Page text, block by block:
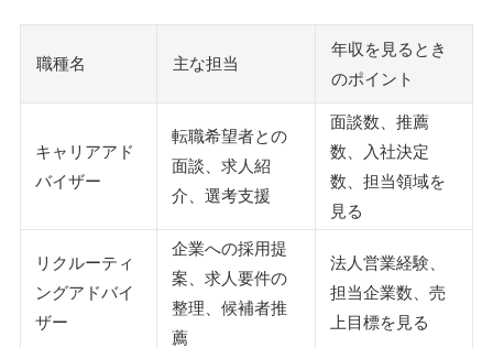
転職エージェントの仕事はきつい？年収だけで判断しない
成果目標がある
転職エージェントを使う側の年収の疑問に答える
転職エージェントに現年収を聞かれるのはなぜ？
年収交渉のタイミングは労働条件通知の前
転職エージェントを使うだけで年収が下がるわけではない
「年収が嘘」に見えるのは4つの数字が別物だから
職種名 主な担当
年収を見るとき
のポイント
キャリアアド
バイザー
転職希望者との
面談、求人紹
介、選考支援
面談数、推薦
数、入社決定
数、担当領域を
見る
リクルーティ
ングアドバイ
ザー
企業への採用提
案、求人要件の
整理、候補者推
薦
法人営業経験、
担当企業数、売
上目標を見る